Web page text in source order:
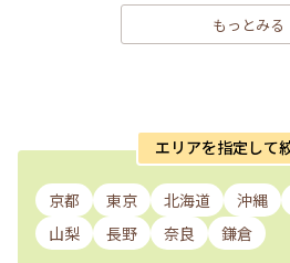
もっとみる
エリアを指定して
京都 東京 北海道 沖縄
山梨
長野 奈良 鎌倉